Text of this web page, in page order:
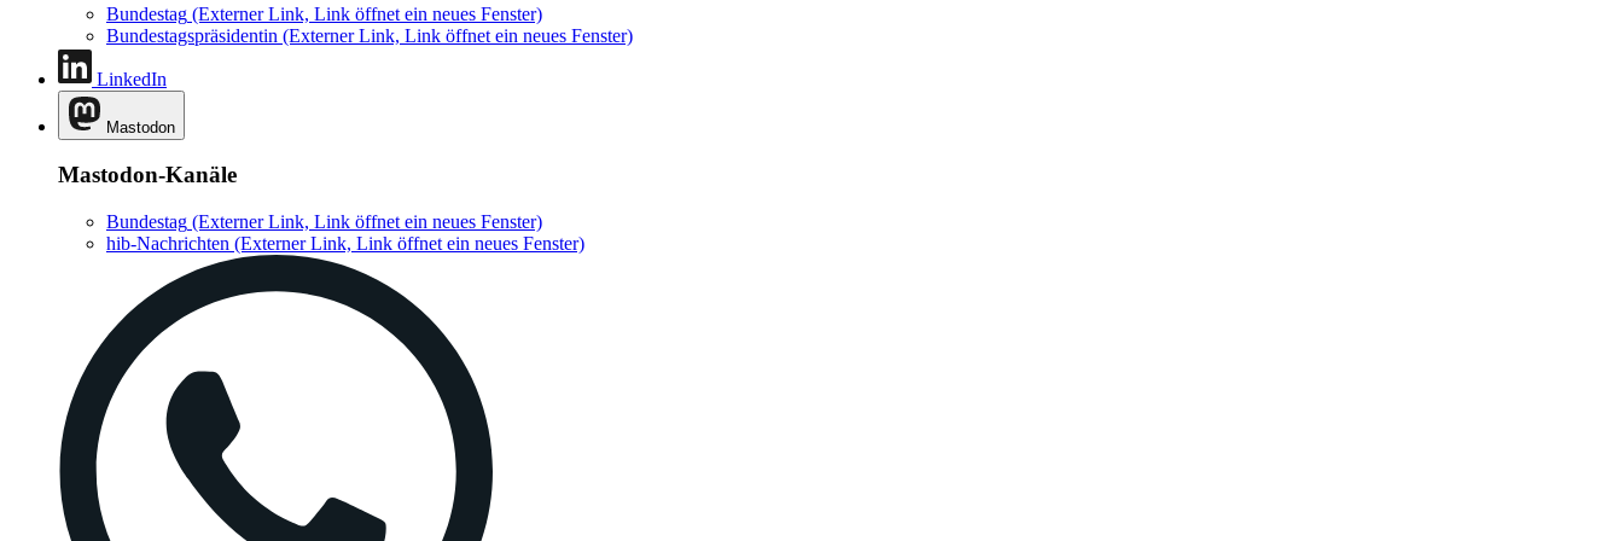
Bundestag (Externer Link, Link öffnet ein neues Fenster)
Bundestagspräsidentin (Externer Link, Link öffnet ein neues Fenster)
LinkedIn
Mastodon
Mastodon-Kanäle
Bundestag (Externer Link, Link öffnet ein neues Fenster)
hib-Nachrichten (Externer Link, Link öffnet ein neues Fenster)